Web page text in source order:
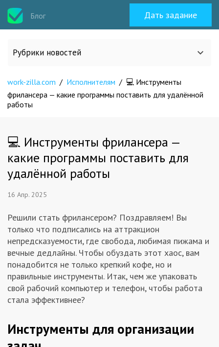
Блог Дать задание
Рубрики новостей
Все статьи
Кейсы
Новости сервиса
Заказчикам
Полезное
Гости
work-zilla.com / Исполнителям / 💻 Инструменты
фрилансера — какие программы поставить для удалённой
работы
💻 Инструменты фрилансера —
какие программы поставить для
удалённой работы
16 Апр. 2025
Решили стать фрилансером? Поздравляем! Вы
только что подписались на аттракцион
непредсказуемости, где свобода, любимая пижама и
вечные дедлайны. Чтобы обуздать этот хаос, вам
понадобится не только крепкий кофе, но и
правильные инструменты. Итак, чем же упаковать
свой рабочий компьютер и телефон, чтобы работа
стала эффективнее?
Инструменты для организации